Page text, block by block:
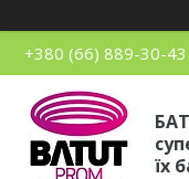
+380 (66) 889-30-43
їх